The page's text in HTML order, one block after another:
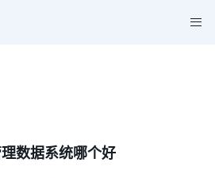
数据系统哪个好